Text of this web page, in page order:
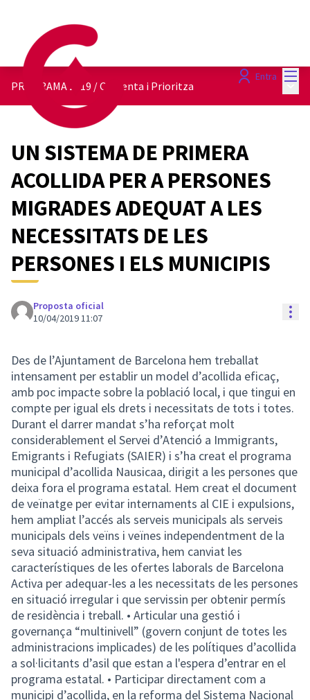
Entra
PROGRAMA 2019 /Comenta i Prioritza
UN SISTEMA DE PRIMERA
ACOLLIDA PER A PERSONES
MIGRADES ADEQUAT A LES
NECESSITATS DE LES
PERSONES I ELS MUNICIPIS
Proposta oficial
10/04/2019 11:07
Des de l’Ajuntament de Barcelona hem treballat
intensament per establir un model d’acollida eficaç,
amb poc impacte sobre la població local, i que tingui en
compte per igual els drets i necessitats de tots i totes.
Durant el darrer mandat s’ha reforçat molt
considerablement el Servei d’Atenció a Immigrants,
Emigrants i Refugiats (SAIER) i s’ha creat el programa
municipal d’acollida Nausicaa, dirigit a les persones que
deixa fora el programa estatal. Hem creat el document
de veïnatge per evitar internaments al CIE i expulsions,
hem ampliat l’accés als serveis municipals als serveis
municipals dels veïns i veïnes independentment de la
seva situació administrativa, hem canviat les
característiques de les ofertes laborals de Barcelona
Activa per adequar-les a les necessitats de les persones
en situació irregular i que servissin per obtenir permís
de residència i treball. • Articular una gestió i
governança “multinivell” (govern conjunt de totes les
administracions implicades) de les polítiques d’acollida
a sol·licitants d’asil que estan a l'espera d’entrar en el
programa estatal. • Participar directament com a
municipi d’acollida, en la reforma del Sistema Nacional